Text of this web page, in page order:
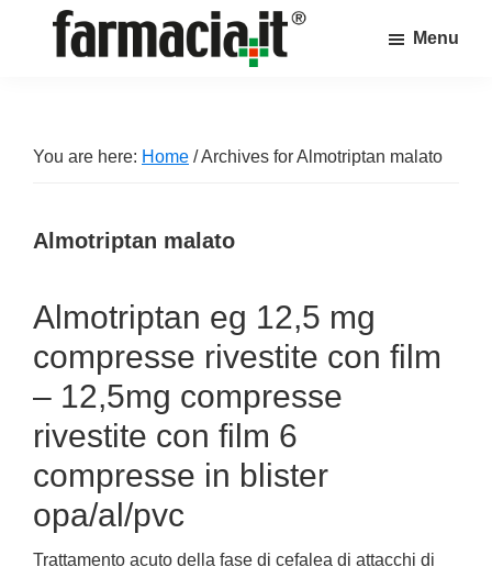
sul
farmacia
Menu
You are here: Home /Archives for Almotriptan malato
Almotriptan malato
Almotriptan eg 12,5 mg
compresse rivestite con film
– 12,5mg compresse
rivestite con film 6
compresse in blister
opa/al/pvc
Trattamento acuto della fase di cefalea di attacchi di